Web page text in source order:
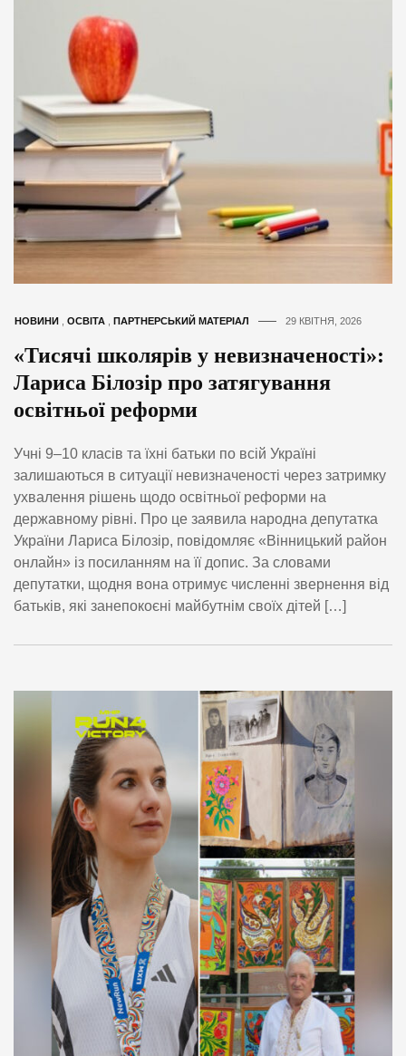
НОВИНИ ОСВІТА ПАРТНЕРСЬКИЙ МАТЕРІАЛ 29 КВІТНЯ, 2026
«Тисячі школярів у невизначеності»:
Лариса Білозір про затягування
освітньої реформи
Учні 9–10 класів та їхні батьки по всій Україні
залишаються в ситуації невизначеності через затримку
ухвалення рішень щодо освітньої реформи на
державному рівні. Про це заявила народна депутатка
України Лариса Білозір, повідомляє «Вінницький район
онлайн» із посиланням на її допис. За словами
депутатки, щодня вона отримує численні звернення від
батьків, які занепокоєні майбутнім своїх дітей […]